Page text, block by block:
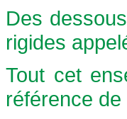
Des
rigides
Tout cet
référence de